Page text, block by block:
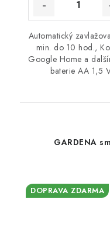
Automatický
min. do 10 hod.,
Google Home a
baterie AA 1,5
GARDENA
DOPRAVA ZDARMA